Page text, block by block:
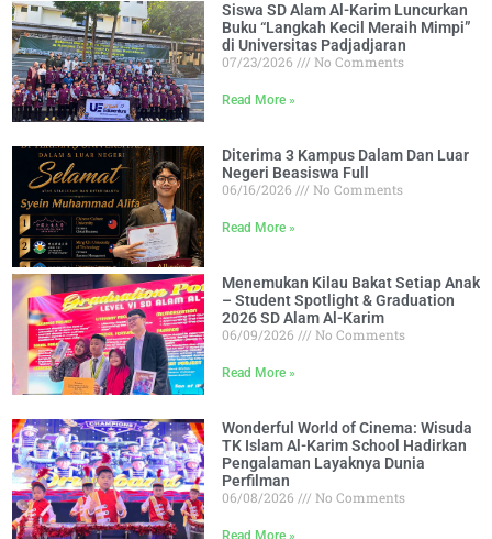
Siswa SD Alam Al-Karim Luncurkan
Buku “Langkah Kecil Meraih Mimpi”
di Universitas Padjadjaran
07/23/2026
No Comments
Read More »
Diterima 3 Kampus Dalam Dan Luar
Negeri Beasiswa Full
06/16/2026
No Comments
Read More »
Menemukan Kilau Bakat Setiap Anak
– Student Spotlight & Graduation
2026 SD Alam Al-Karim
06/09/2026
No Comments
Read More »
Wonderful World of Cinema: Wisuda
TK Islam Al-Karim School Hadirkan
Pengalaman Layaknya Dunia
Perfilman
06/08/2026
No Comments
Read More »